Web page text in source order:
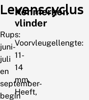
Levenscyclus
Rups:
juni-
juli
en
september-
begin
Kenmerken
vlinder
Voorvleugellengte:
11-
14
mm.
Heeft,